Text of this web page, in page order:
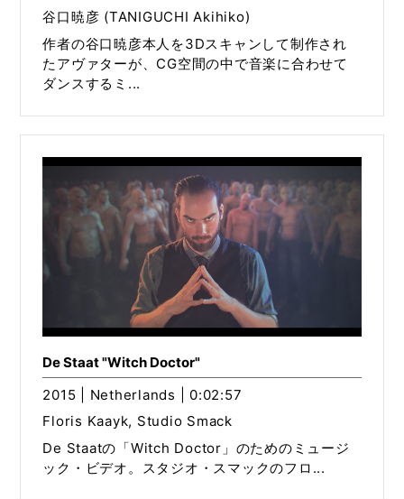
谷口暁彦 (TANIGUCHI Akihiko)
作者の谷口暁彦本人を3Dスキャンして制作され
たアヴァターが、CG空間の中で音楽に合わせて
ダンスするミ...
De Staat "Witch Doctor"
2015 | Netherlands | 0:02:57
Floris Kaayk, Studio Smack
De Staatの「Witch Doctor」のためのミュージ
ック・ビデオ。スタジオ・スマックのフロ...